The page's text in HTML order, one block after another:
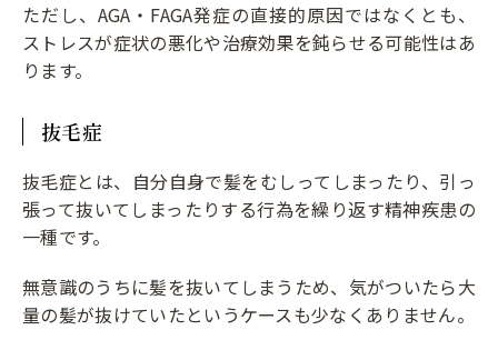
ただし、AGA・FAGA発症の直接的原因ではなくとも、
ストレスが症状の悪化や治療効果を鈍らせる可能性はあ
ります。
抜毛症
抜毛症とは、自分自身で髪をむしってしまったり、引っ
張って抜いてしまったりする行為を繰り返す精神疾患の
一種です。
無意識のうちに髪を抜いてしまうため、気がついたら大
量の髪が抜けていたというケースも少なくありません。